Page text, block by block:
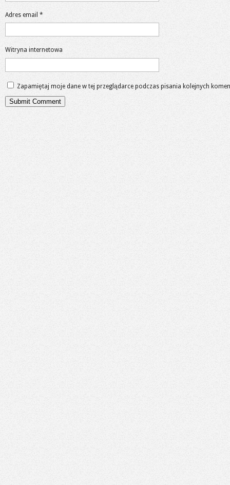
Adres email *
Witryna internetowa
Zapamiętaj moje dane w tej przeglądarce podczas pisania kolejnych